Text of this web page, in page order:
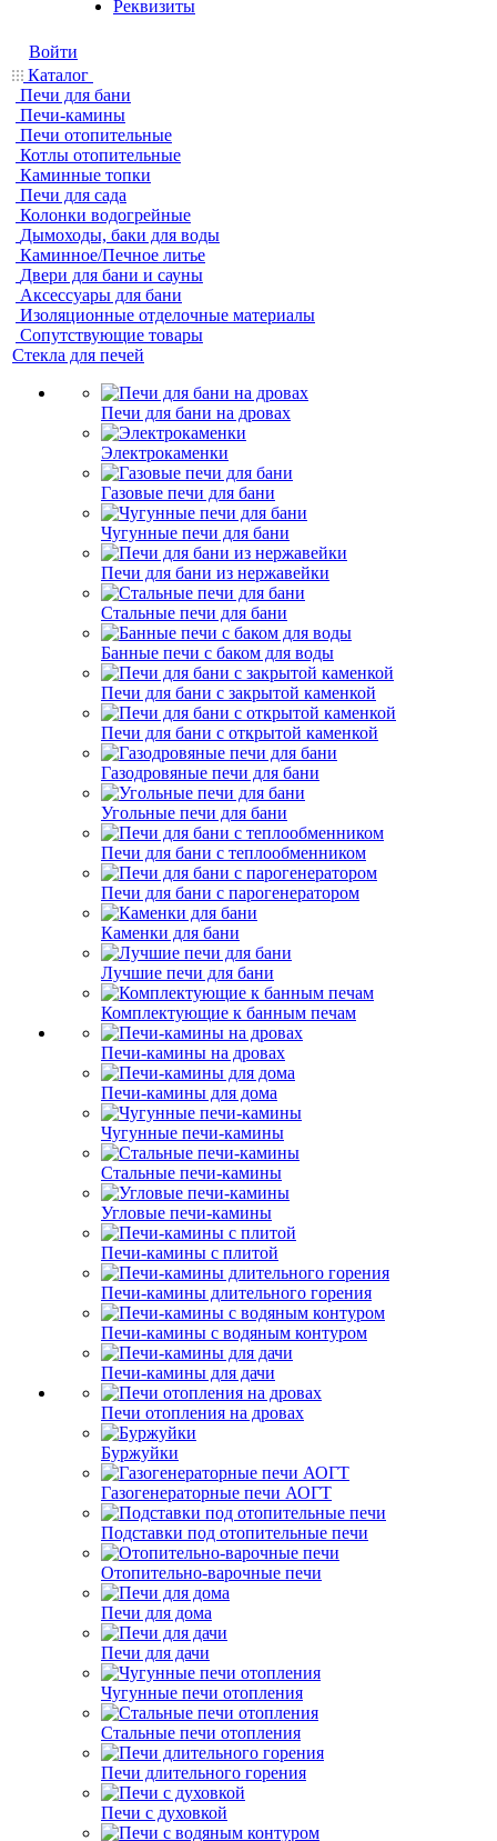
Реквизиты
Войти
Каталог
Печи для бани
Печи-камины
Печи отопительные
Котлы отопительные
Каминные топки
Печи для сада
Колонки водогрейные
Дымоходы, баки для воды
Каминное/Печное литье
Двери для бани и сауны
Аксессуары для бани
Изоляционные отделочные материалы
Сопутствующие товары
Стекла для печей
Печи для бани на дровах
Электрокаменки
Газовые печи для бани
Чугунные печи для бани
Печи для бани из нержавейки
Стальные печи для бани
Банные печи с баком для воды
Печи для бани с закрытой каменкой
Печи для бани с открытой каменкой
Газодровяные печи для бани
Угольные печи для бани
Печи для бани с теплообменником
Печи для бани с парогенератором
Каменки для бани
Лучшие печи для бани
Комплектующие к банным печам
Печи-камины на дровах
Печи-камины для дома
Чугунные печи-камины
Стальные печи-камины
Угловые печи-камины
Печи-камины с плитой
Печи-камины длительного горения
Печи-камины с водяным контуром
Печи-камины для дачи
Печи отопления на дровах
Буржуйки
Газогенераторные печи АОГТ
Подставки под отопительные печи
Отопительно-варочные печи
Печи для дома
Печи для дачи
Чугунные печи отопления
Стальные печи отопления
Печи длительного горения
Печи с духовкой